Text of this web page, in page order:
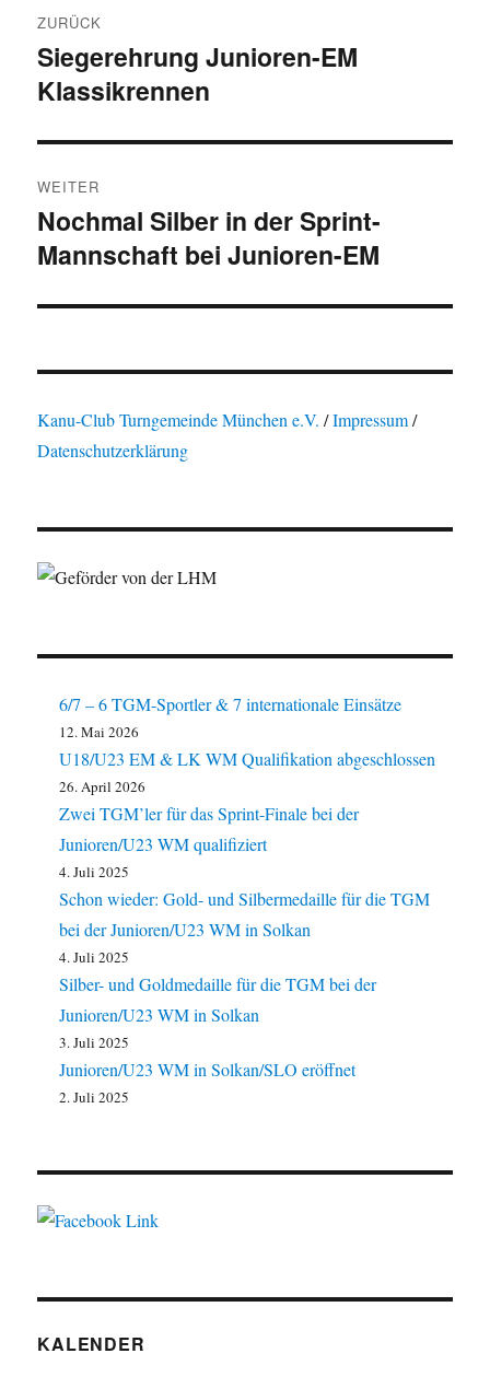
ZURÜCK
Vorheriger
Beitrag:
Siegerehrung Junioren-EM
Klassikrennen
WEITER
Nächster
Beitrag:
Nochmal Silber in der Sprint-
Mannschaft bei Junioren-EM
Kanu-Club Turngemeinde München e.V. /Impressum/
Datenschutzerklärung
6/7 – 6 TGM-Sportler & 7 internationale Einsätze
12. Mai 2026
U18/U23 EM & LK WM Qualifikation abgeschlossen
26. April 2026
Zwei TGM’ler für das Sprint-Finale bei der
Junioren/U23 WM qualifiziert
4. Juli 2025
Schon wieder: Gold- und Silbermedaille für die TGM
bei der Junioren/U23 WM in Solkan
4. Juli 2025
Silber- und Goldmedaille für die TGM bei der
Junioren/U23 WM in Solkan
3. Juli 2025
Junioren/U23 WM in Solkan/SLO eröffnet
2. Juli 2025
KALENDER